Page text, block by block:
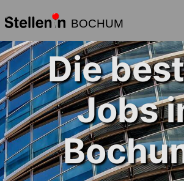
BOCHUM
Die
Jobs